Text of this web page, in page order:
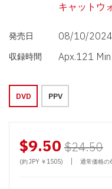
キャットウ
発売日 08/10/2024
収録時間 Apx.121 Min
DVD PPV
$9.50 $24.50
(約 JPY ￥1505) | 通常価格の